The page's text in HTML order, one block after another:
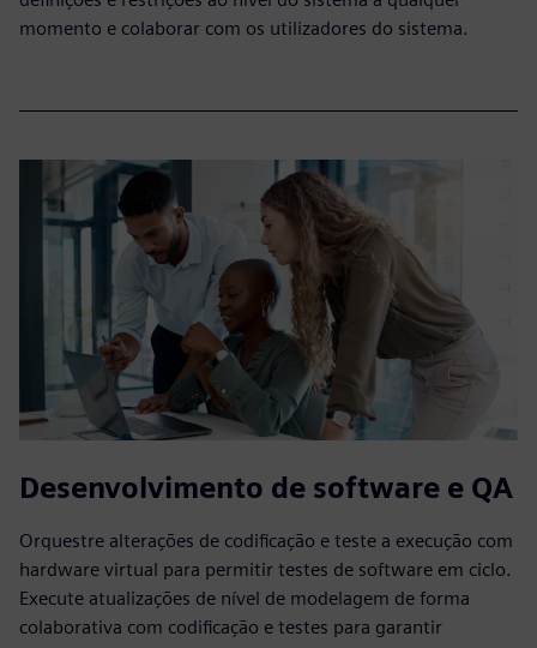
momento e colaborar com os utilizadores do sistema.
Desenvolvimento de software e QA
Orquestre alterações de codificação e teste a execução com
hardware virtual para permitir testes de software em ciclo.
Execute atualizações de nível de modelagem de forma
colaborativa com codificação e testes para garantir